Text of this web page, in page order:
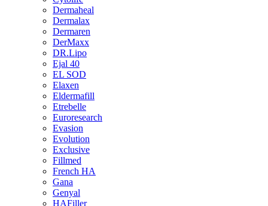
Dermaheal
Dermalax
Dermaren
DerMaxx
DR.Lipo
Ejal 40
EL SOD
Elaxen
Eldermafill
Etrebelle
Euroresearch
Evasion
Evolution
Exclusive
Fillmed
French HA
Gana
Genyal
HAFiller